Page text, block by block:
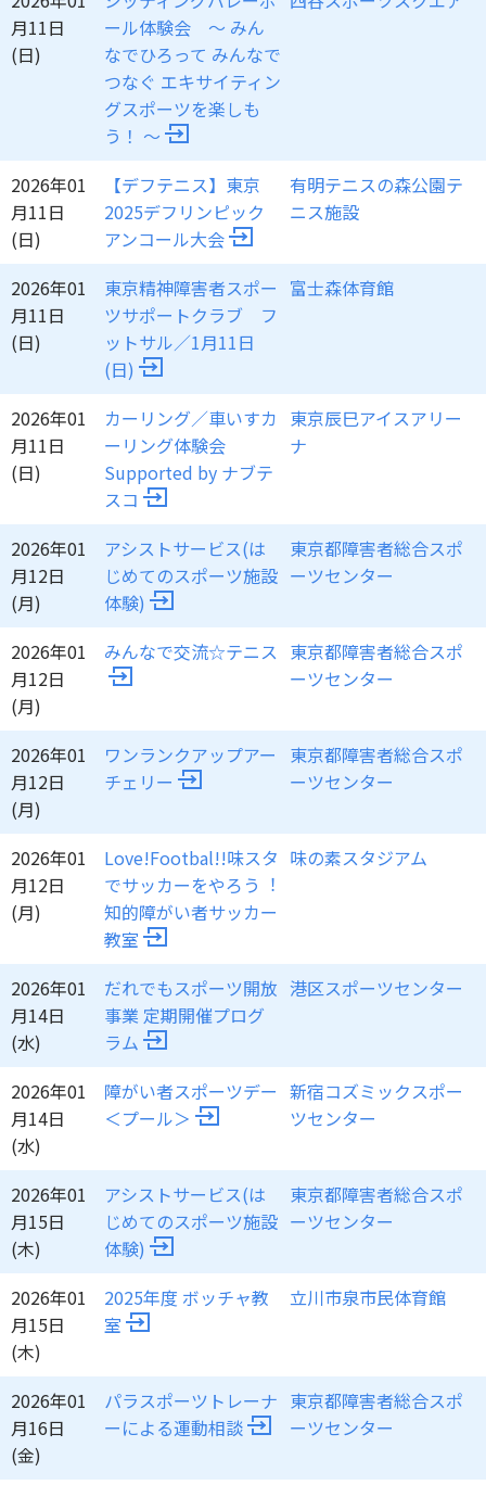
月11日
(日)
ール体験会 ～ みん
なでひろって みんなで
つなぐ エキサイティン
グスポーツを楽しも
う！ ～
2026年01
月11日
(日)
【デフテニス】東京
2025デフリンピック
アンコール大会
有明テニスの森公園テ
ニス施設
2026年01
月11日
(日)
東京精神障害者スポー
ツサポートクラブ フ
ットサル／1月11日
(日)
富士森体育館
2026年01
月11日
(日)
カーリング／車いすカ
ーリング体験会
Supported by ナブテ
スコ
東京辰巳アイスアリー
ナ
2026年01
月12日
(月)
アシストサービス(は
じめてのスポーツ施設
体験)
東京都障害者総合スポ
ーツセンター
2026年01
月12日
(月)
みんなで交流☆テニス 東京都障害者総合スポ
ーツセンター
2026年01
月12日
(月)
ワンランクアップアー
チェリー
東京都障害者総合スポ
ーツセンター
2026年01
月12日
(月)
Love!Footbal!!味スタ
でサッカーをやろう︕
知的障がい者サッカー
教室
味の素スタジアム
2026年01
月14日
(水)
だれでもスポーツ開放
事業 定期開催プログ
ラム
港区スポーツセンター
2026年01
月14日
(水)
障がい者スポーツデー
＜プール＞
新宿コズミックスポー
ツセンター
2026年01
月15日
(木)
アシストサービス(は
じめてのスポーツ施設
体験)
東京都障害者総合スポ
ーツセンター
2026年01
月15日
(木)
2025年度 ボッチャ教
室
立川市泉市民体育館
2026年01
月16日
(金)
パラスポーツトレーナ
ーによる運動相談
東京都障害者総合スポ
ーツセンター